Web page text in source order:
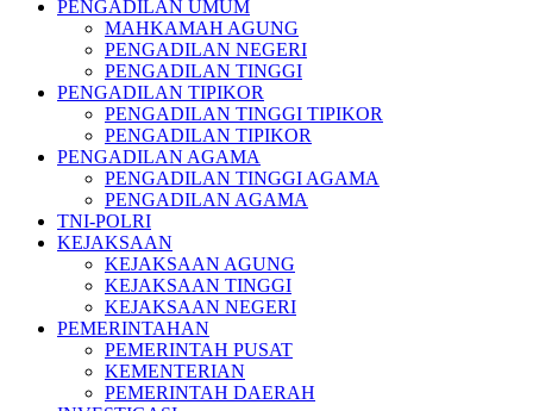
PENGADILAN UMUM
MAHKAMAH AGUNG
PENGADILAN NEGERI
PENGADILAN TINGGI
PENGADILAN TIPIKOR
PENGADILAN TINGGI TIPIKOR
PENGADILAN TIPIKOR
PENGADILAN AGAMA
PENGADILAN TINGGI AGAMA
PENGADILAN AGAMA
TNI-POLRI
KEJAKSAAN
KEJAKSAAN AGUNG
KEJAKSAAN TINGGI
KEJAKSAAN NEGERI
PEMERINTAHAN
PEMERINTAH PUSAT
KEMENTERIAN
PEMERINTAH DAERAH